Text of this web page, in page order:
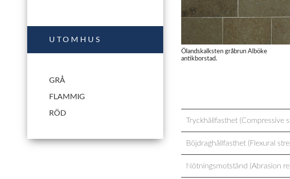
UTOMHUS
GRÅ
FLAMMIG
RÖD
Ölandskalksten gråbrun Alböke
antikborstad.
Tryckhållfasthet (Compressive
Böjdraghållfasthet (Flexural
Nötningsmotstånd (Abrasion